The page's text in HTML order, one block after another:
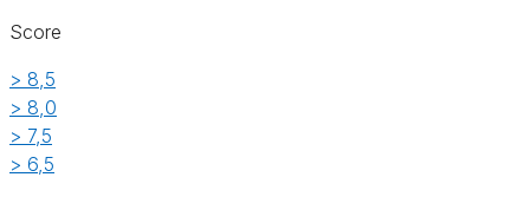
Score
> 8,5
> 8,0
> 7,5
> 6,5